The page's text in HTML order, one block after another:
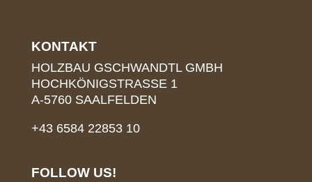
KONTAKT
HOLZBAU GSCHWANDTL GMBH
HOCHKÖNIGSTRASSE 1
A-5760 SAALFELDEN
+43 6584 22853 10
FOLLOW US!